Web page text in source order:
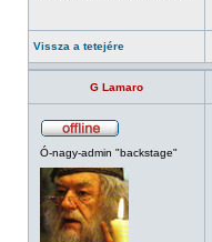
Vissza a tetejére
G Lamaro
Ó-nagy-admin "backstage"